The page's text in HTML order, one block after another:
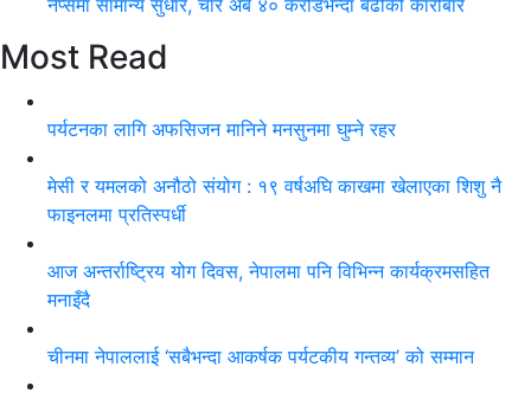
Most Read
पर्यटनका लागि अफसिजन मानिने मनसुनमा घुम्ने रहर
मेसी र यमलको अनौठो संयोग : १९ वर्षअघि काखमा खेलाएका शिशु नै
फाइनलमा प्रतिस्पर्धी
आज अन्तर्राष्ट्रिय योग दिवस, नेपालमा पनि विभिन्न कार्यक्रमसहित
मनाइँदै
चीनमा नेपाललाई ‘सबैभन्दा आकर्षक पर्यटकीय गन्तव्य’ को सम्मान